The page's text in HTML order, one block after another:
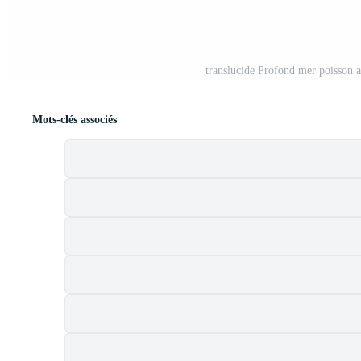
translucide Profond mer poisson
Mots-clés associés